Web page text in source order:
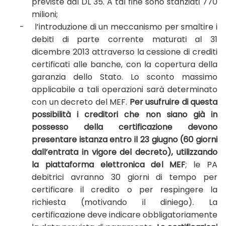
milioni;
-
l’introduzione di un meccanismo per smaltire i
debiti di parte corrente maturati al 31
dicembre 2013 attraverso la cessione di crediti
certificati alle banche, con la copertura della
garanzia dello Stato. Lo sconto massimo
applicabile a tali operazioni sarà determinato
con un decreto del MEF. Per usufruire di questa
possibilità i creditori che non siano già in
possesso della certificazione devono
presentare istanza entro il 23 giugno (60 giorni
dall’entrata in vigore del decreto), utilizzando
la piattaforma elettronica del MEF; le PA
debitrici avranno 30 giorni di tempo per
certificare il credito o per respingere la
richiesta (motivando il diniego). La
certificazione deve indicare obbligatoriamente